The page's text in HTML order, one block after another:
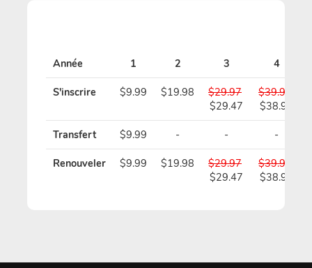
Année 1 2 3 4
S'inscrire $9.99 $19.98
$29.97
$29.47
$39.96
$38.96
Transfert $9.99 - - -
Renouveler $9.99 $19.98
$29.97
$29.47
$39.96
$38.96